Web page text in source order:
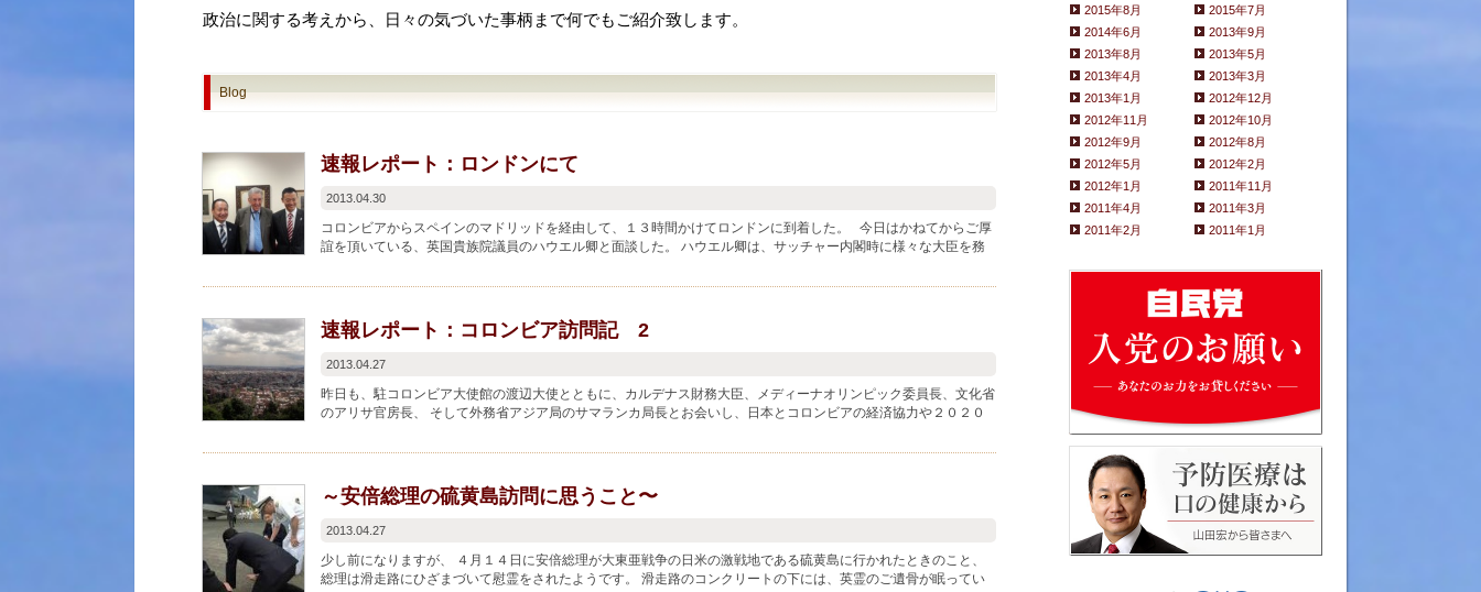
政治に関する考えから、日々の気づいた事柄まで何でもご紹介致します。
Blog
速報レポート：ロンドンにて
2013.04.30
コロンビアからスペインのマドリッドを経由して、１３時間かけてロンドンに到着した。 今日はかねてからご厚
誼を頂いている、英国貴族院議員のハウエル卿と面談した。 ハウエル卿は、サッチャー内閣時に様々な大臣を務
速報レポート：コロンビア訪問記 2
2013.04.27
昨日も、駐コロンビア大使館の渡辺大使とともに、カルデナス財務大臣、メディーナオリンピック委員長、文化省
のアリサ官房長、 そして外務省アジア局のサマランカ局長とお会いし、日本とコロンビアの経済協力や２０２０
～安倍総理の硫黄島訪問に思うこと〜
2013.04.27
少し前になりますが、 ４月１４日に安倍総理が大東亜戦争の日米の激戦地である硫黄島に行かれたときのこと、
総理は滑走路にひざまづいて慰霊をされたようです。 滑走路のコンクリートの下には、英霊のご遺骨が眠ってい
2015年8月
2015年7月
2014年6月
2013年9月
2013年8月
2013年5月
2013年4月
2013年3月
2013年1月
2012年12月
2012年11月
2012年10月
2012年9月
2012年8月
2012年5月
2012年2月
2012年1月
2011年11月
2011年4月
2011年3月
2011年2月
2011年1月